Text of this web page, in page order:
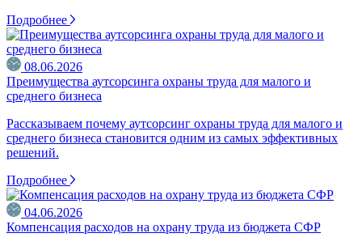
Подробнее
08.06.2026
Преимущества аутсорсинга охраны труда для малого и
среднего бизнеса
Рассказываем почему аутсорсинг охраны труда для малого и
среднего бизнеса становится одним из самых эффективных
решений.
Подробнее
04.06.2026
Компенсация расходов на охрану труда из бюджета СФР